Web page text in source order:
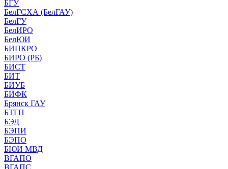
БГУ
БелГСХА (БелГАУ)
БелГУ
БелИРО
БелЮИ
БИПКРО
БИРО (РБ)
БИСТ
БИТ
БИУБ
БИФК
Брянск ГАУ
БТГП
БЭД
БЭПИ
БЭПО
БЮИ МВД
ВГАПО
ВГАПС